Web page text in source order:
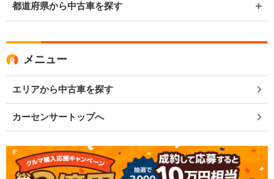
都道府県から中古車を探す
メニュー
エリアから中古車を探す
カーセンサートップへ